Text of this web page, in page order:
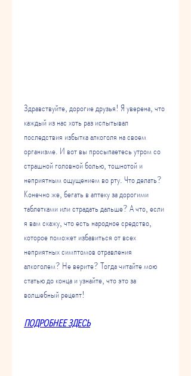
Здравствуйте, дорогие друзья! Я уверена, что
каждый из нас хоть раз испытывал
последствия избытка алкоголя на своем
организме. И вот вы просыпаетесь утром со
страшной головной болью, тошнотой и
неприятным ощущением во рту. Что делать?
Конечно же, бегать в аптеку за дорогими
таблетками или страдать дальше? А что, если
я вам скажу, что есть народное средство,
которое поможет избавиться от всех
неприятных симптомов отравления
алкоголем? Не верите? Тогда читайте мою
статью до конца и узнайте, что это за
волшебный рецепт!
ПОДРОБНЕЕ ЗДЕСЬ